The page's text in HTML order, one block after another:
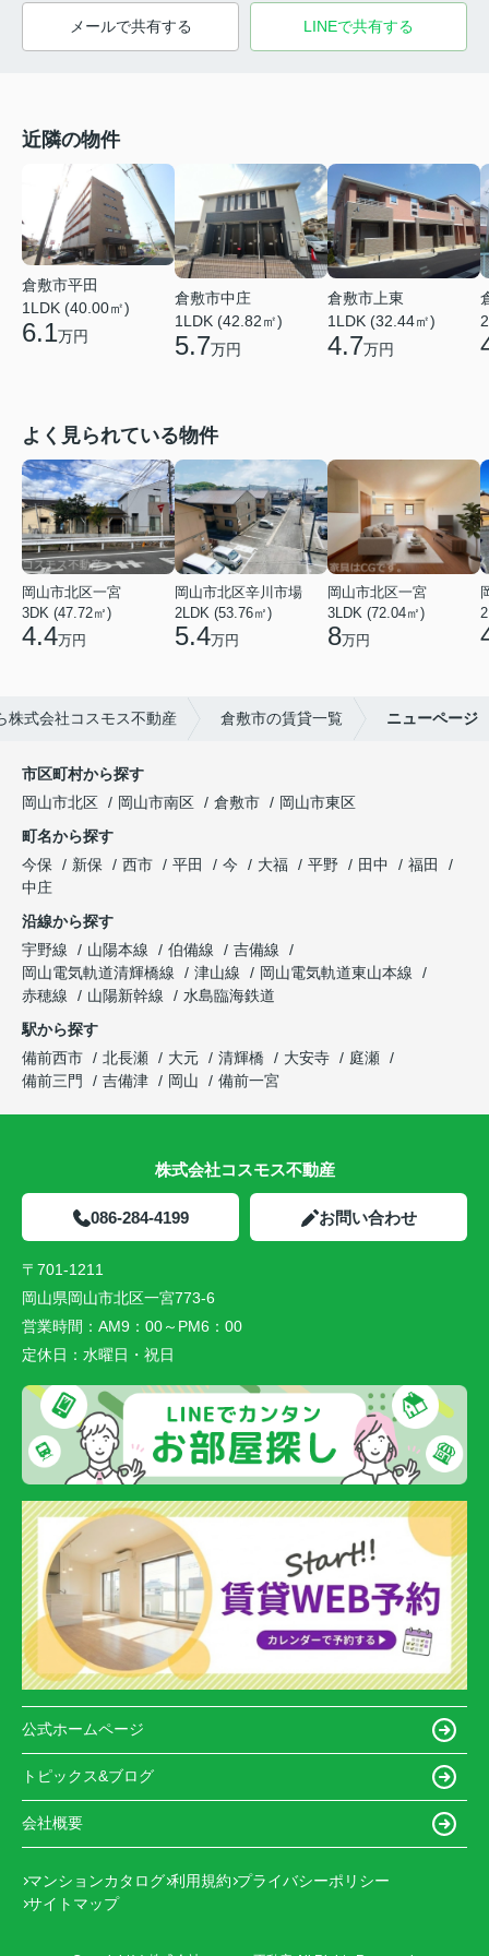
メールで共有する LINEで共有する
近隣の物件
倉敷市平田
1LDK (40.00㎡)
6.1万円
倉敷市中庄
1LDK (42.82㎡)
5.7万円
倉敷市上東
1LDK (32.44㎡)
4.7万円
よく見られている物件
岡山市北区一宮
3DK (47.72㎡)
4.4万円
岡山市北区辛川市場
2LDK (53.76㎡)
5.4万円
岡山市北区一宮
3LDK (72.04㎡)
8万円
株式会社コスモス不動産 倉敷市の賃貸一覧 ニューページ
市区町村から探す
岡山市北区
岡山市南区 倉敷市
岡山市東区
町名から探す
今保
新保 西市 平田 今 大福 平野 田中
福田
中庄
沿線から探す
宇野線
山陽本線 伯備線
吉備線
岡山電気軌道清輝橋線
津山線
岡山電気軌道東山本線
赤穂線
山陽新幹線
水島臨海鉄道
駅から探す
備前西市
北長瀬 大元 清輝橋 大安寺
庭瀬
備前三門
吉備津 岡山 備前一宮
株式会社コスモス不動産
086-284-4199 お問い合わせ
〒701-1211
岡山県岡山市北区一宮773-6
営業時間： AM9：00～PM6：00
定休日： 水曜日・祝日
公式ホームページ
トピックス&ブログ
会社概要
マンションカタログ 利用規約 プライバシーポリシー
サイトマップ